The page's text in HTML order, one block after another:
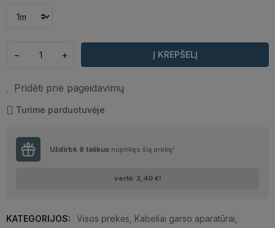
− + Į KREPŠELĮ
Pridėti prie pageidavimų
Turime parduotuvėje
Uždirbk 8 taškus nupirkęs šią prekę!
vertė 2,40 €!
KATEGORIJOS: Visos prekės Kabeliai garso aparatūrai